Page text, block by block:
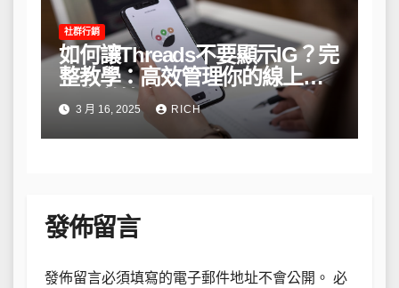
社群行銷
如何讓Threads不要顯示IG？完
整教學：高效管理你的線上隱
私與數據安全
3 月 16, 2025 RICH
發佈留言
發佈留言必須填寫的電子郵件地址不會公開。 必